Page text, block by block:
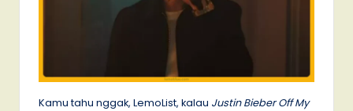
Kamu tahu nggak, LemoList, kalau Justin Bieber Off My